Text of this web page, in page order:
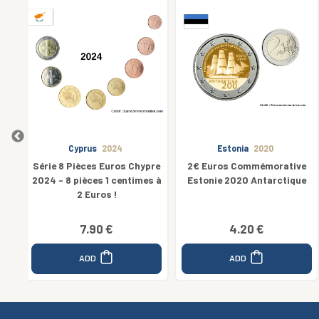
Estonia 2020
2€ Euros Commémorative
Estonie 2020 Antarctique
4.20 €
ADD
Spain 2016
Aqueduc Ségovie
3.70 €
Unavailable